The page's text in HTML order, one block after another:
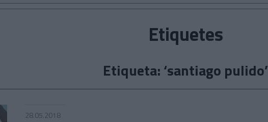
Etiquetes
Etiqueta: ‘santiago pulido’
28.05.2018